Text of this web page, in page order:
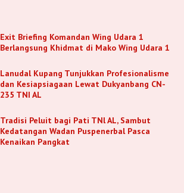
Exit Briefing Komandan Wing Udara 1
Berlangsung Khidmat di Mako Wing Udara 1
Lanudal Kupang Tunjukkan Profesionalisme
dan Kesiapsiagaan Lewat Dukyanbang CN-
235 TNI AL
Tradisi Peluit bagi Pati TNl AL, Sambut
Kedatangan Wadan Puspenerbal Pasca
Kenaikan Pangkat